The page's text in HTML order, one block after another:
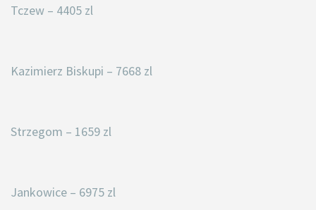
Tczew – 4405 zl
Kazimierz Biskupi – 7668 zl
Strzegom – 1659 zl
Jankowice – 6975 zl